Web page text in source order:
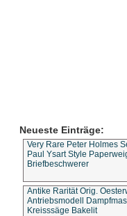
Neueste Einträge:
Very Rare Peter Holmes
Paul Ysart Style
Briefbeschwerer
Antike Rarität Orig.
Antriebsmodell
Kreisssäge Bakelit